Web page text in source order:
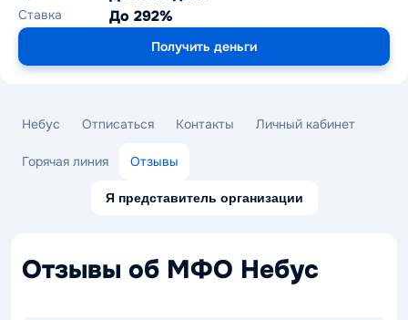
Ставка До 292%
Получить деньги
Небус Отписаться Контакты Личный кабинет
Горячая линия Отзывы
Я представитель организации
Отзывы об МФО Небус